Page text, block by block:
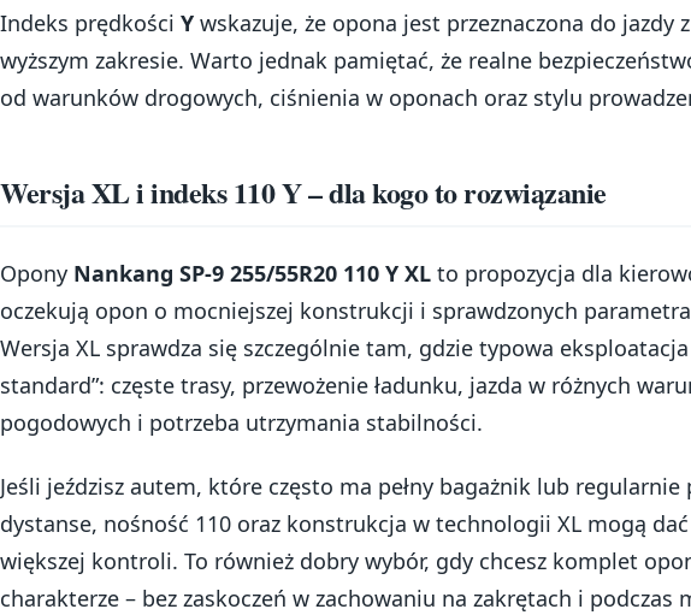
Indeks prędkości Y wskazuje, że opona jest przeznaczona do jazdy
wyższym zakresie. Warto jednak pamiętać, że realne
od warunków drogowych, ciśnienia w oponach oraz stylu
Wersja XL i indeks 110 Y – dla kogo to rozwiązanie
Opony Nankang SP-9 255/55R20 110 Y XL to propozycja dla
oczekują opon o mocniejszej konstrukcji i sprawdzonych
Wersja XL sprawdza się szczególnie tam, gdzie typowa
standard”: częste trasy, przewożenie ładunku, jazda w różnych
pogodowych i potrzeba utrzymania stabilności.
Jeśli jeździsz autem, które często ma pełny bagażnik lub regularnie
dystanse, nośność 110 oraz konstrukcja w technologii XL mogą
większej kontroli. To również dobry wybór, gdy chcesz komplet
charakterze – bez zaskoczeń w zachowaniu na zakrętach i podczas